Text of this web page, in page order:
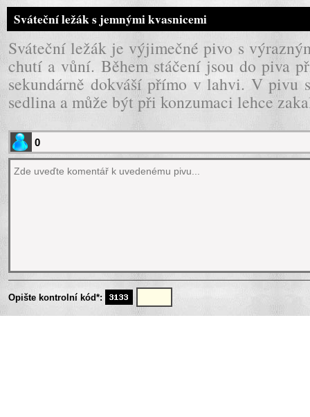
Sváteční ležák s jemnými kvasnicemi
Sváteční ležák je výjimečné pivo s
chutí a vůní. Během stáčení jsou do piva
sekundárně dokváší přímo v lahvi. V pivu
sedlina a může být při konzumaci lehce
Opište kontrolní kód*: